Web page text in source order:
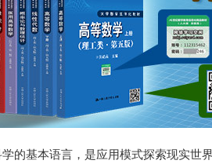
的基本语言，是应用模式探索现实世